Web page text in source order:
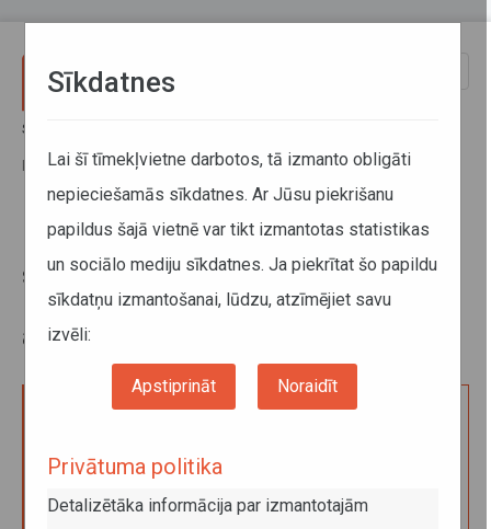
Sākums
komercpārvadājumiem ar autobusu
Eiropas Kopienas atļauja
starptautiskiem pasažieru
komercpārvadājumiem ar
autobusu
veikšanai pasažieru komercpārvadājumiem ar
Sīkdatnes
Lai šī tīmekļvietne darbotos, tā izmanto obligāti
nepieciešamās sīkdatnes. Ar Jūsu piekrišanu
papildus šajā vietnē var tikt izmantotas statistikas
un sociālo mediju sīkdatnes. Ja piekrītat šo papildu
sīkdatņu izmantošanai, lūdzu, atzīmējiet savu
izvēli:
Apstiprināt Noraidīt
Privātuma politika
Detalizētāka informācija par izmantotajām